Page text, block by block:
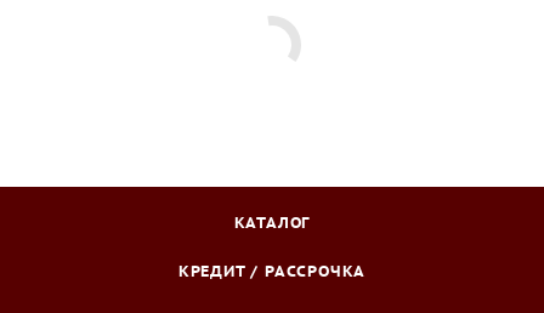
КАТАЛОГ
КРЕДИТ / РАССРОЧКА